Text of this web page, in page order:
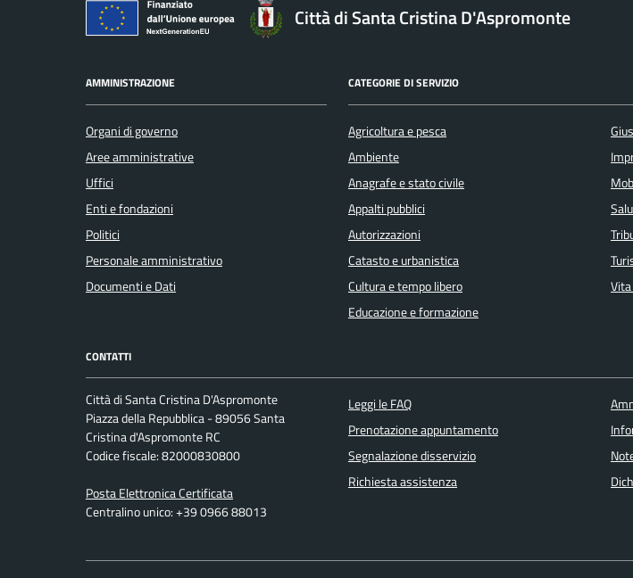
Città di Santa Cristina D'Aspromonte
AMMINISTRAZIONE
Organi di governo
Aree amministrative
Uffici
Enti e fondazioni
Politici
Personale amministrativo
Documenti e Dati
CATEGORIE DI SERVIZIO
Agricoltura e pesca
Ambiente
Anagrafe e stato civile
Appalti pubblici
Autorizzazioni
Catasto e urbanistica
Cultura e tempo libero
Educazione e formazione
CONTATTI
Città di Santa Cristina D'Aspromonte
Piazza della Repubblica - 89056 Santa
Cristina d'Aspromonte RC
Codice fiscale: 82000830800
Posta Elettronica Certificata
Centralino unico: +39 0966 88013
Leggi le FAQ
Prenotazione appuntamento
Segnalazione disservizio
Richiesta assistenza